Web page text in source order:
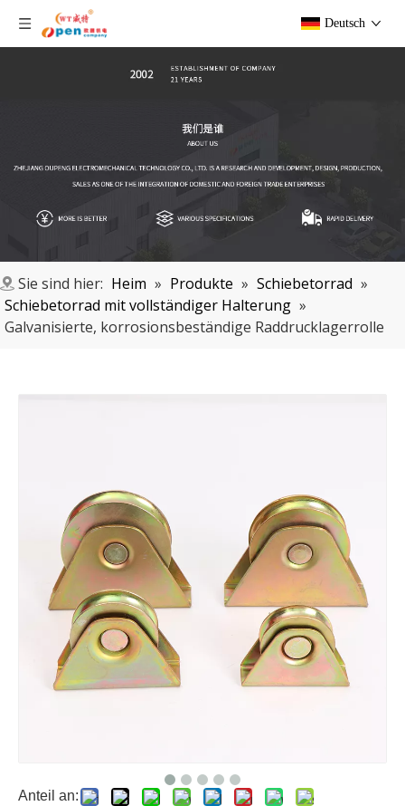
Deutsch
Sie sind hier: Heim » Produkte » Schiebetorrad »
Schiebetorrad mit vollständiger Halterung »
Galvanisierte, korrosionsbeständige Raddrucklagerrolle
Anteil an: